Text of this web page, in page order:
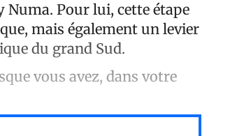
Numa. Pour lui, cette étape
mais également un levier
du grand Sud.
vous avez, dans votre